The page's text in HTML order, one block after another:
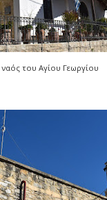
του Αγίου Γεωργίου